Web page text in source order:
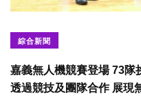
綜合新聞
嘉義無人機競賽登場 73隊
透過競技及團隊合作 展現